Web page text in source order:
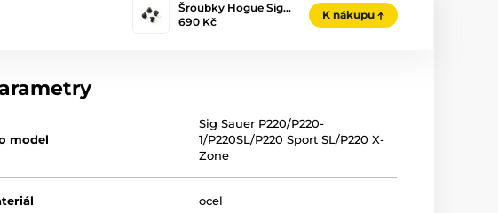
Šroubky Hogue Sig…
690 Kč
K nákupu
model
Sig Sauer P220/P220-
1/P220SL/P220 Sport SL/P220 X-
Zone
ocel